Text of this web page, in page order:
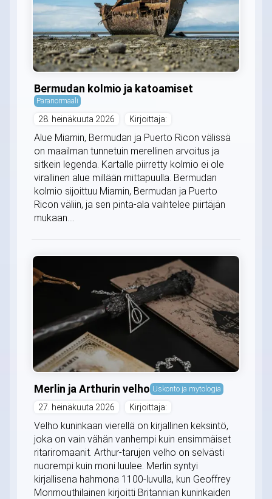
Bermudan kolmio ja katoamiset
Paranormaali
28. heinäkuuta 2026 Kirjoittaja:
Alue Miamin, Bermudan ja Puerto Ricon välissä
on maailman tunnetuin merellinen arvoitus ja
sitkein legenda. Kartalle piirretty kolmio ei ole
virallinen alue millään mittapuulla. Bermudan
kolmio sijoittuu Miamin, Bermudan ja Puerto
Ricon väliin, ja sen pinta-ala vaihtelee piirtäjän
mukaan....
Merlin ja Arthurin velho Uskonto ja mytologia
27. heinäkuuta 2026 Kirjoittaja:
Velho kuninkaan vierellä on kirjallinen keksintö,
joka on vain vähän vanhempi kuin ensimmäiset
ritariromaanit. Arthur-tarujen velho on selvästi
nuorempi kuin moni luulee. Merlin syntyi
kirjallisena hahmona 1100-luvulla, kun Geoffrey
Monmouthilainen kirjoitti Britannian kuninkaiden